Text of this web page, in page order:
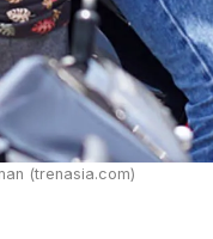
(trenasia.com)